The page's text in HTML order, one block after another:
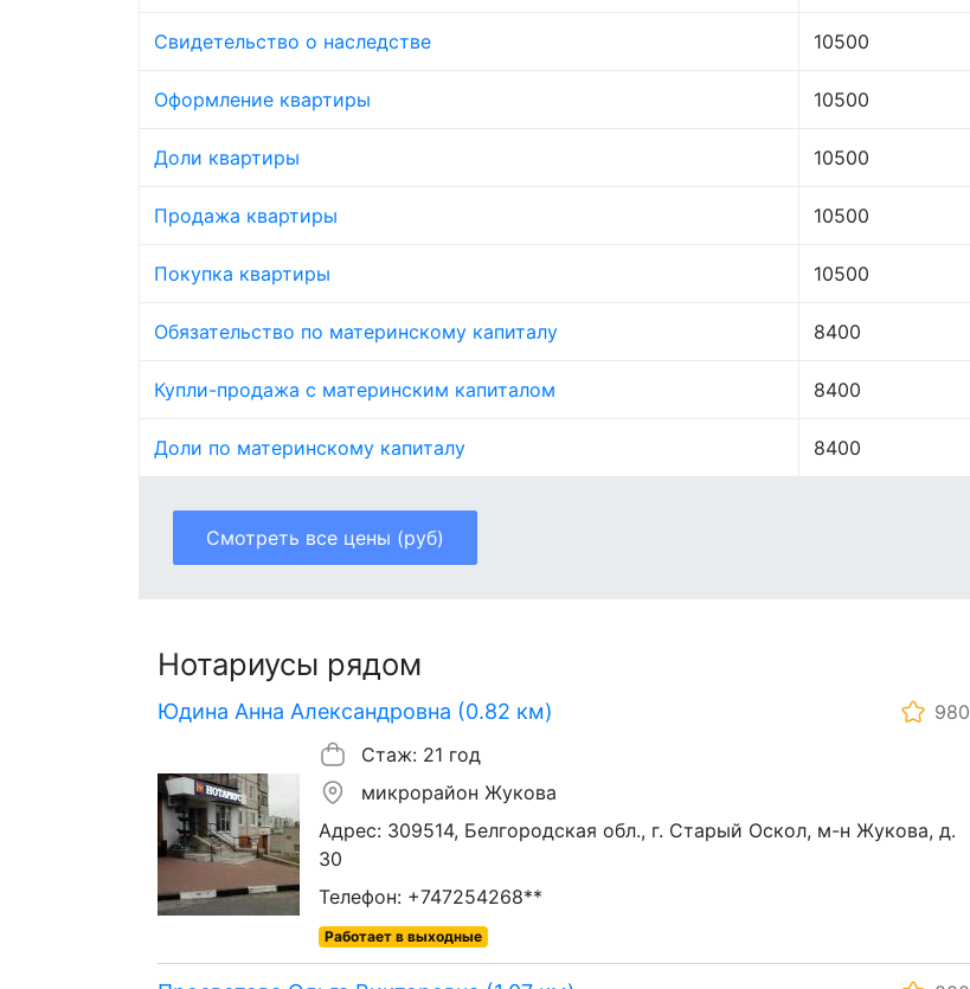
Свидетельство о наследстве 10500
Оформление квартиры 10500
Доли квартиры 10500
Продажа квартиры 10500
Покупка квартиры 10500
Обязательство по материнскому капиталу 8400
Купли-продажа с материнским капиталом 8400
Доли по материнскому капиталу 8400
Смотреть все цены (руб)
Нотариусы рядом
Юдина Анна Александровна (0.82 км)
980
Стаж: 21 год
микрорайон Жукова
Адрес: 309514, Белгородская обл., г. Старый Оскол, м-н Жукова, д.
30
Телефон: +747254268**
Работает в выходные